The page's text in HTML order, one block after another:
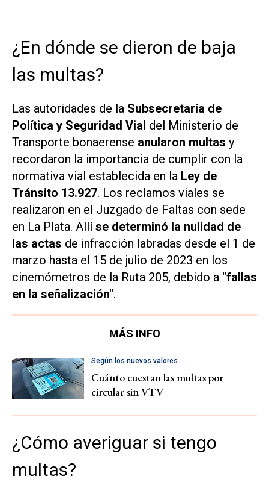
¿En dónde se dieron de baja
las multas?
Las autoridades de la Subsecretaría de
Política y Seguridad Vial del Ministerio de
Transporte bonaerense anularon multas y
recordaron la importancia de cumplir con la
normativa vial establecida en la Ley de
Tránsito 13.927. Los reclamos viales se
realizaron en el Juzgado de Faltas con sede
en La Plata. Allíse determinó la nulidad de
las actas de infracción labradas desde el 1 de
marzo hasta el 15 de julio de 2023 en los
cinemómetros de la Ruta 205, debido a "fallas
en la señalización".
MÁS INFO
Según los nuevos valores
Cuánto cuestan las multas por
circular sin VTV
¿Cómo averiguar si tengo
multas?